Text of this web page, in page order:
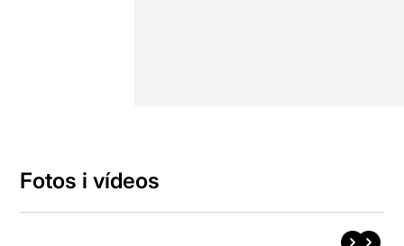
Fotos i vídeos